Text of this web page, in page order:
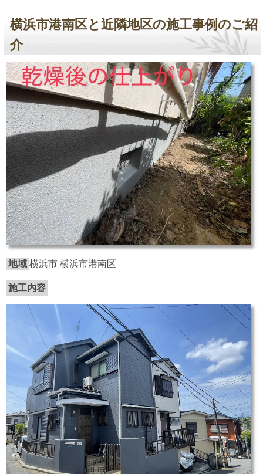
横浜市港南区と近隣地区の施工事例のご紹
介
地域 横浜市 横浜市港南区
施工内容